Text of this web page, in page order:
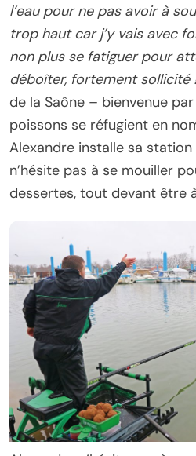
l’eau pour ne pas avoir à
trop haut car j’y vais avec
non plus se fatiguer pour
déboîter, fortement sollicité
de la Saône – bienvenue
poissons se réfugient en
Alexandre installe sa station
n’hésite pas à se mouiller
dessertes, tout devant être